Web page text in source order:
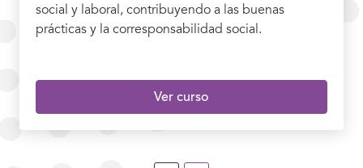
social y laboral, contribuyendo a las buenas
prácticas y la corresponsabilidad social.
Ver curso